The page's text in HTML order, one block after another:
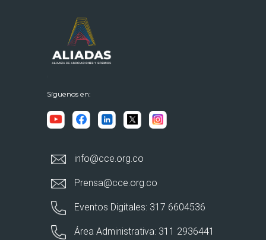
Síguenos en:
info@cce.org.co
Prensa@cce.org.co
Eventos Digitales: 317 6604536
Área Administrativa: 311 2936441